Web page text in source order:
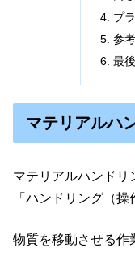
プ
参考
最
マテリアルハ
マテリアルハンドリ
「ハンドリング（操
物質を移動させる作